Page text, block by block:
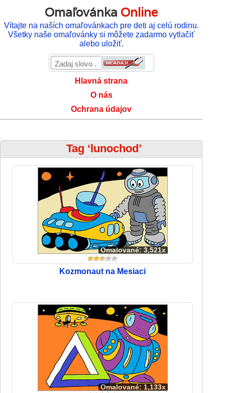
Omaľovánka Online
Vítajte na naších omaľovánkach pre deti aj celú rodinu.
Všetky naše omaľovánky si môžete zadarmo vytlačiť
alebo uložiť.
Hlavná strana
O nás
Ochrana údajov
Tag ‘lunochod’
Omalované: 3,521x
Kozmonaut na Mesiaci
Omalované: 1,133x